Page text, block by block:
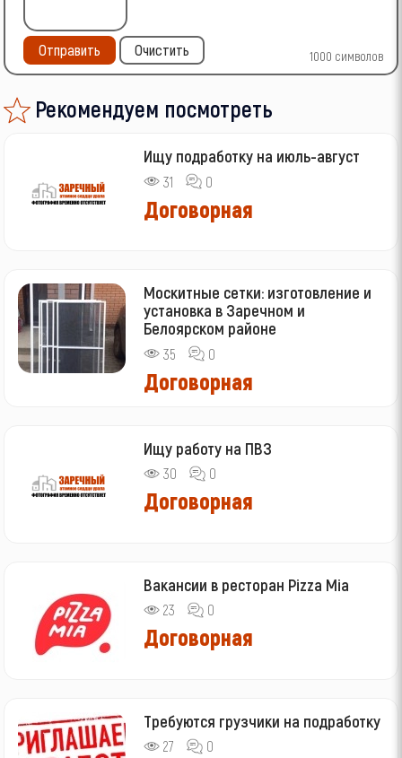
1000 символов
Отправить Очистить
Рекомендуем посмотреть
Ищу подработку на июль-август
31 0
Договорная
Москитные сетки: изготовление и
установка в Заречном и
Белоярском районе
35 0
Договорная
Ищу работу на ПВЗ
30 0
Договорная
Вакансии в ресторан Pizza Mia
23 0
Договорная
Требуются грузчики на подработку
27 0